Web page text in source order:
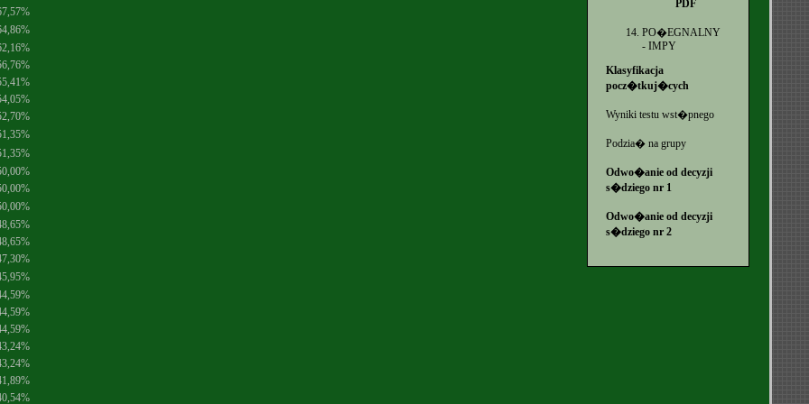
PDF
PO�EGNALNY
- IMPY
Klasyfikacja
pocz�tkuj�cych
Wyniki testu wst�pnego
Podzia� na grupy
Odwo�anie od decyzji
s�dziego nr 1
Odwo�anie od decyzji
s�dziego nr 2